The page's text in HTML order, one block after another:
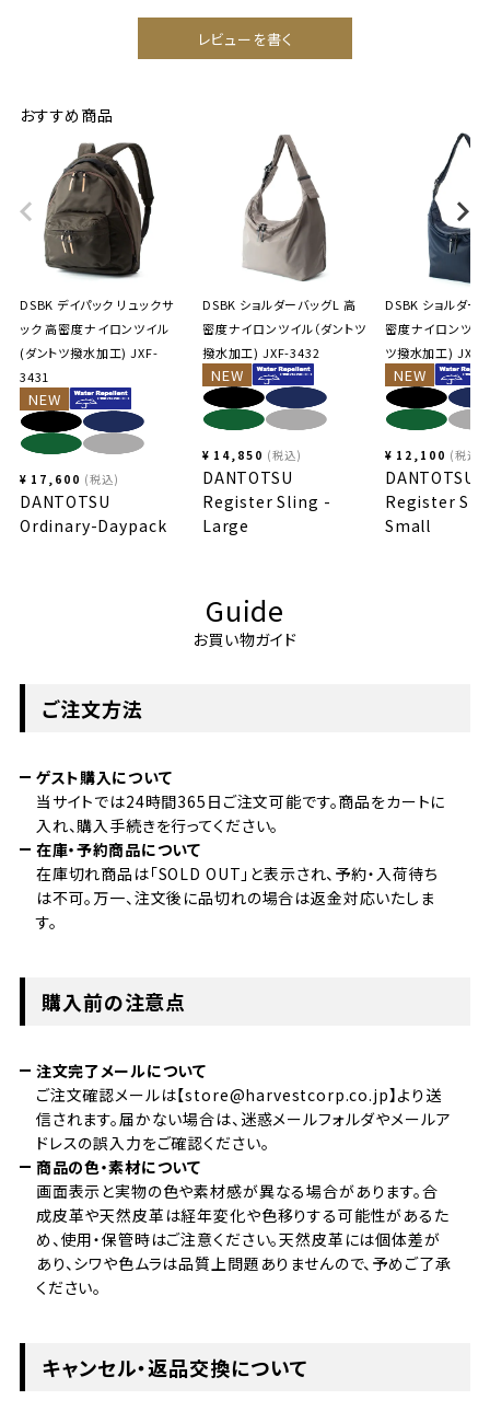
レビューを書く
おすすめ商品
DSBK デイパック リュックサ
ック 高密度ナイロンツイル
(ダントツ撥水加工) JXF-
3431
NEW
¥ 17,600 税込
DANTOTSU
Ordinary-Daypack
DSBK ショルダーバッグL 高
密度ナイロンツイル（ダントツ
撥水加工) JXF-3432
NEW
¥ 14,850 税込
DANTOTSU
Register Sling -
Large
DSBK ショルダー
密度ナイロンツイ
ツ撥水加工) JXF-
NEW
¥ 12,100 税込
DANTOTSU
Register
Small
Guide
お買い物ガイド
ご注文方法
ゲスト購入について
当サイトでは24時間365日ご注文可能です。商品をカートに
入れ、購入手続きを行ってください。
在庫・予約商品について
在庫切れ商品は「SOLD OUT」と表示され、予約・入荷待ち
は不可。万一、注文後に品切れの場合は返金対応いたしま
す。
購入前の注意点
注文完了メールについて
ご注文確認メールは【store@harvestcorp.co.jp】より送
信されます。届かない場合は、迷惑メールフォルダやメールア
ドレスの誤入力をご確認ください。
商品の色・素材について
画面表示と実物の色や素材感が異なる場合があります。合
成皮革や天然皮革は経年変化や色移りする可能性があるた
め、使用・保管時はご注意ください。天然皮革には個体差が
あり、シワや色ムラは品質上問題ありませんので、予めご了承
ください。
キャンセル・返品交換について